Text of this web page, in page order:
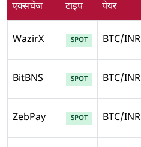
एक्सचेंज टाइप पेयर
WazirX SPOT BTC/INR
BitBNS SPOT BTC/INR
ZebPay SPOT BTC/INR